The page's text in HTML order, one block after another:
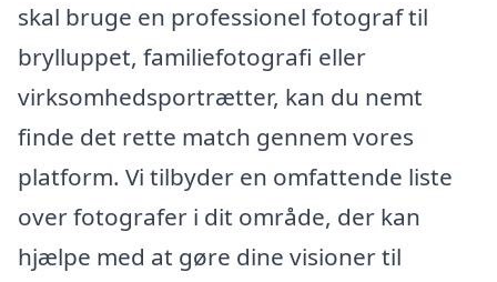
skal bruge en professionel fotograf til
brylluppet, familiefotografi eller
virksomhedsportrætter, kan du nemt
finde det rette match gennem vores
platform. Vi tilbyder en omfattende liste
over fotografer i dit område, der kan
hjælpe med at gøre dine visioner til